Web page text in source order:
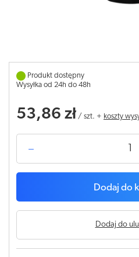
Produkt dostępny
Wysyłka od 24h do 48h
53,86 zł / szt. + koszty
Dodaj do
Dodaj do